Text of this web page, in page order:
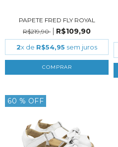
PAPETE FRED FLY ROYAL
R$219,90
R$109,90
2x de R$54,95 sem juros
COMPRAR
60 % OFF